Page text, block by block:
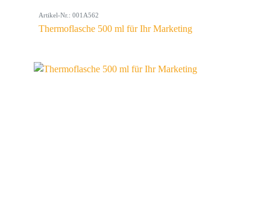
Artikel-Nr.: 001A562
Thermoflasche 500 ml für Ihr Marketing